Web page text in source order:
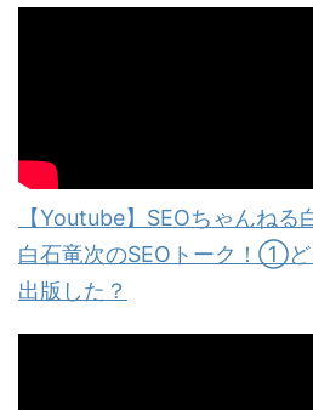
【Youtube】SEOちゃんねる
白石竜次のSEOトーク！①ど
出版した？